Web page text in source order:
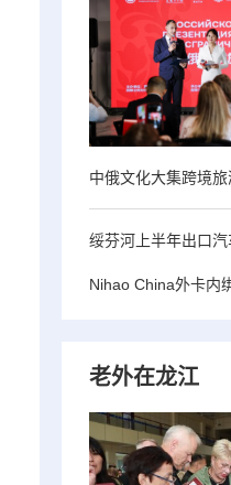
中俄文化大集跨境
绥芬河上半年出口
Nihao China外卡内
老外在龙江